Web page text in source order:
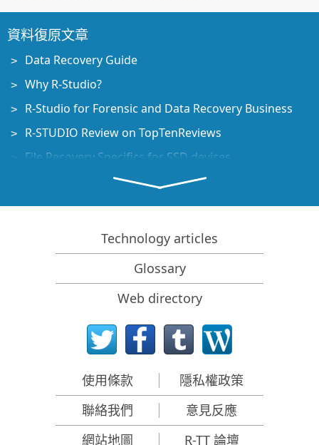
資料復原文章
Data Recovery Guide
Why R-Studio?
R-Studio for Forensic and Data Recovery Business
R-STUDIO Review on TopTenReviews
File Recovery Specifics for SSD devices
How to recover data from NVMe devices
Predicting Success of Common Data Recovery Cases
Recovery of Overwritten Data
Emergency File Recovery Using R-Studio Emergency
RAID Recovery Presentation
R-Studio: Data recovery from a non-functional
File Recovery from a Computer that Won't Boot
HD Video Recovery from SD cards
File Recovery from an Unbootable Mac Computer
The best way to recover files from a Mac system disk
Technology articles
Glossary
Web directory
使用條款
隱私權政策
聯絡我們
意見反應
網站地圖
R-TT 論壇